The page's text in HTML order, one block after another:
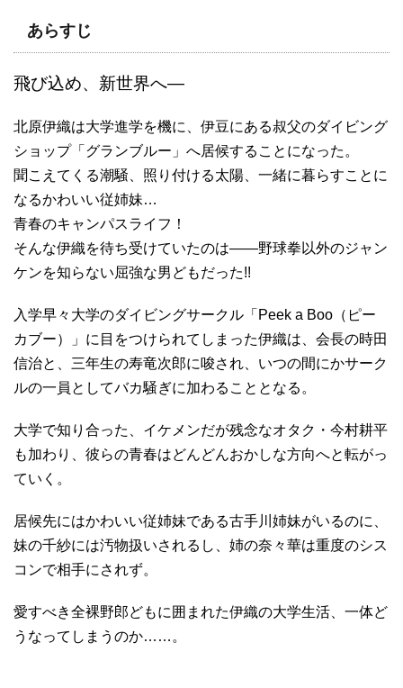
あらすじ
飛び込め、新世界へ―
北原伊織は大学進学を機に、伊豆にある叔父のダイビング
ショップ「グランブルー」へ居候することになった。
聞こえてくる潮騒、照り付ける太陽、一緒に暮らすことに
なるかわいい従姉妹…
青春のキャンパスライフ！
そんな伊織を待ち受けていたのは――野球拳以外のジャン
ケンを知らない屈強な男どもだった!!
入学早々大学のダイビングサークル「Peek a Boo（ピー
カブー）」に目をつけられてしまった伊織は、会長の時田
信治と、三年生の寿竜次郎に唆され、いつの間にかサーク
ルの一員としてバカ騒ぎに加わることとなる。
大学で知り合った、イケメンだが残念なオタク・今村耕平
も加わり、彼らの青春はどんどんおかしな方向へと転がっ
ていく。
居候先にはかわいい従姉妹である古手川姉妹がいるのに、
妹の千紗には汚物扱いされるし、姉の奈々華は重度のシス
コンで相手にされず。
愛すべき全裸野郎どもに囲まれた伊織の大学生活、一体ど
うなってしまうのか……。